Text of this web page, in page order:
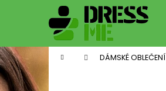
Domů DÁMSKÉ OBLEČENÍ
í
k
Zpět
do
obchodu
Zpět
do
obchodu